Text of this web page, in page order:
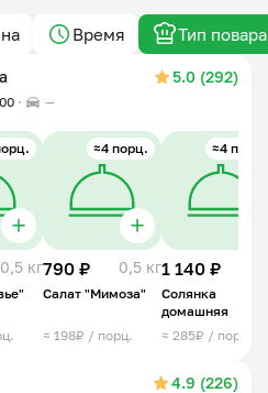
Время Тип повара
5.0 (292)
—
0,5 кг
≈4 порц.
790 ₽ 0,5 кг
Салат "Мимоза"
≈ 198₽ / порц.
≈4 порц.
1 140 ₽
Солянка
домашняя
≈ 285₽ / порц.
4.9 (226)